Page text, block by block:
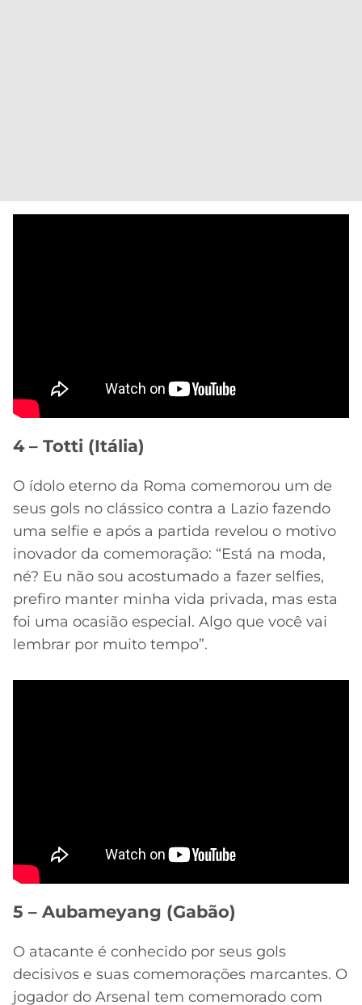
4 – Totti (Itália)
O ídolo eterno da Roma comemorou um de
seus gols no clássico contra a Lazio fazendo
uma selfie e após a partida revelou o motivo
inovador da comemoração: “Está na moda,
né? Eu não sou acostumado a fazer selfies,
prefiro manter minha vida privada, mas esta
foi uma ocasião especial. Algo que você vai
lembrar por muito tempo”.
5 – Aubameyang (Gabão)
O atacante é conhecido por seus gols
decisivos e suas comemorações marcantes. O
jogador do Arsenal tem comemorado com